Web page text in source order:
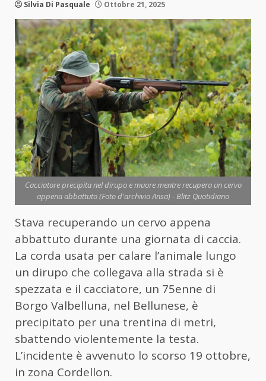
Silvia Di Pasquale Ottobre 21, 2025
Cacciatore precipita nel dirupo e muore mentre recupera un cervo
appena abbattuto (Foto d'archivio Ansa) - Blitz Quotidiano
Stava recuperando un cervo appena
abbattuto durante una giornata di caccia.
La corda usata per calare l’animale lungo
un dirupo che collegava alla strada si è
spezzata e il cacciatore, un 75enne di
Borgo Valbelluna, nel Bellunese, è
precipitato per una trentina di metri,
sbattendo violentemente la testa.
L’incidente è avvenuto lo scorso 19 ottobre,
in zona Cordellon.